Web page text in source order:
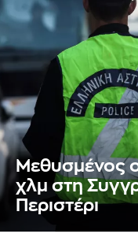
Μεθυσμένος
χλμ στη
Περιστέρι